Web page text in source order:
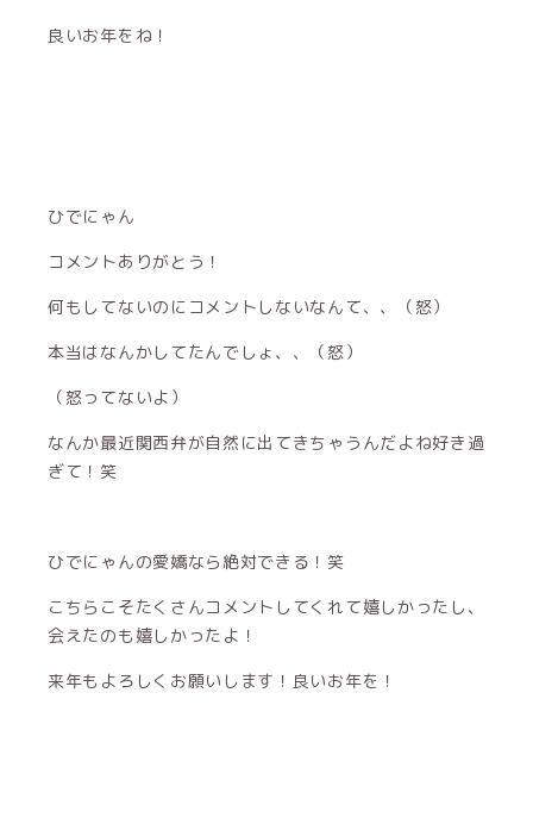
良いお年をね！
ひでにゃん
コメントありがとう！
何もしてないのにコメントしないなんて、、（怒）
本当はなんかしてたんでしょ、、（怒）
（怒ってないよ）
なんか最近関西弁が自然に出てきちゃうんだよね好き過
ぎて！笑
ひでにゃんの愛嬌なら絶対できる！笑
こちらこそたくさんコメントしてくれて嬉しかったし、
会えたのも嬉しかったよ！
来年もよろしくお願いします！良いお年を！